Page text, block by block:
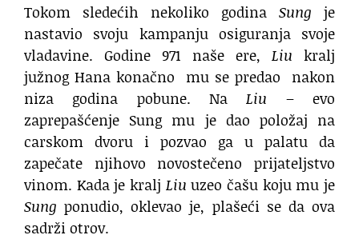
Tokom sledećih nekoliko godina Sung je
nastavio svoju kampanju osiguranja svoje
vladavine. Godine 971 naše ere, Liu kralj
južnog Hana konačno mu se predao nakon
niza godina pobune. NaLiu – evo
zaprepašćenje Sung mu je dao položaj na
carskom dvoru i pozvao ga u palatu da
zapečate njihovo novostečeno prijateljstvo
vinom. Kada je kralj Liu uzeo čašu koju mu je
Sung ponudio, oklevao je, plašeći se da ova
sadrži otrov.